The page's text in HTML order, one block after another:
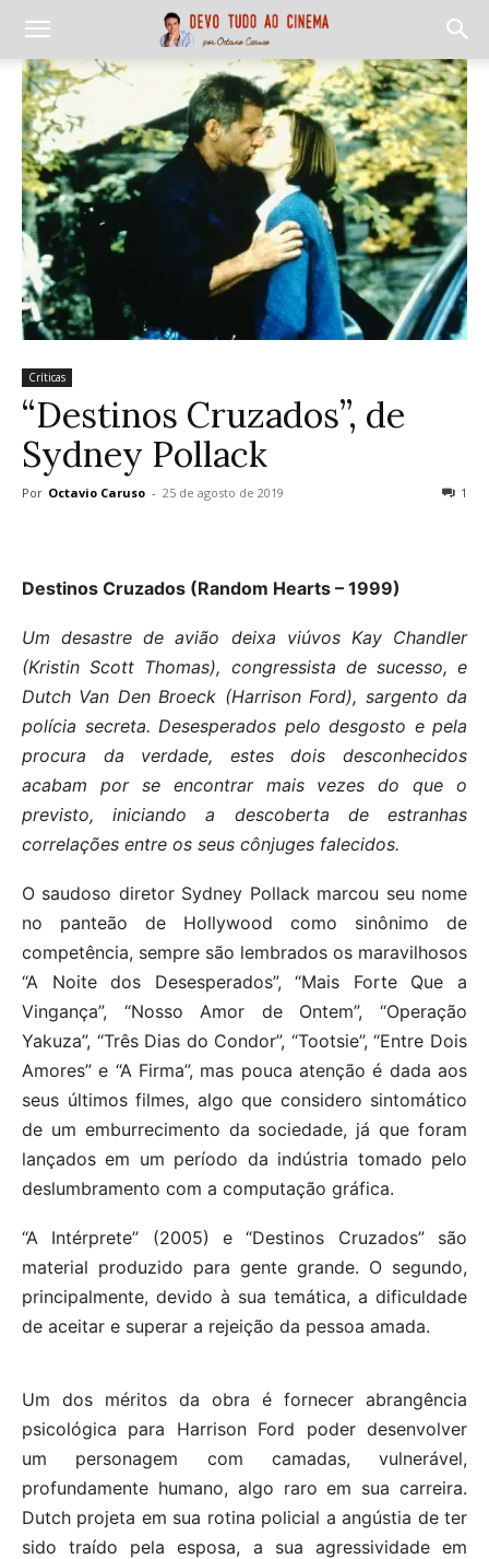
Críticas
“Destinos Cruzados”, de
Sydney Pollack
Por Octavio Caruso - 25 de agosto de 2019 1
Destinos Cruzados (Random Hearts – 1999)
Um desastre de avião deixa viúvos Kay Chandler
(Kristin Scott Thomas), congressista de sucesso, e
Dutch Van Den Broeck (Harrison Ford), sargento da
polícia secreta. Desesperados pelo desgosto e pela
procura da verdade, estes dois desconhecidos
acabam por se encontrar mais vezes do que o
previsto, iniciando a descoberta de estranhas
correlações entre os seus cônjuges falecidos.
O saudoso diretor Sydney Pollack marcou seu nome
no panteão de Hollywood como sinônimo de
competência, sempre são lembrados os maravilhosos
“A Noite dos Desesperados”, “Mais Forte Que a
Vingança”, “Nosso Amor de Ontem”, “Operação
Yakuza”, “Três Dias do Condor”, “Tootsie”, “Entre Dois
Amores” e “A Firma”, mas pouca atenção é dada aos
seus últimos filmes, algo que considero sintomático
de um emburrecimento da sociedade, já que foram
lançados em um período da indústria tomado pelo
deslumbramento com a computação gráfica.
“A Intérprete” (2005) e “Destinos Cruzados” são
material produzido para gente grande. O segundo,
principalmente, devido à sua temática, a dificuldade
de aceitar e superar a rejeição da pessoa amada.
Um dos méritos da obra é fornecer abrangência
psicológica para Harrison Ford poder desenvolver
um personagem com camadas, vulnerável,
profundamente humano, algo raro em sua carreira.
Dutch projeta em sua rotina policial a angústia de ter
sido traído pela esposa, a sua agressividade em